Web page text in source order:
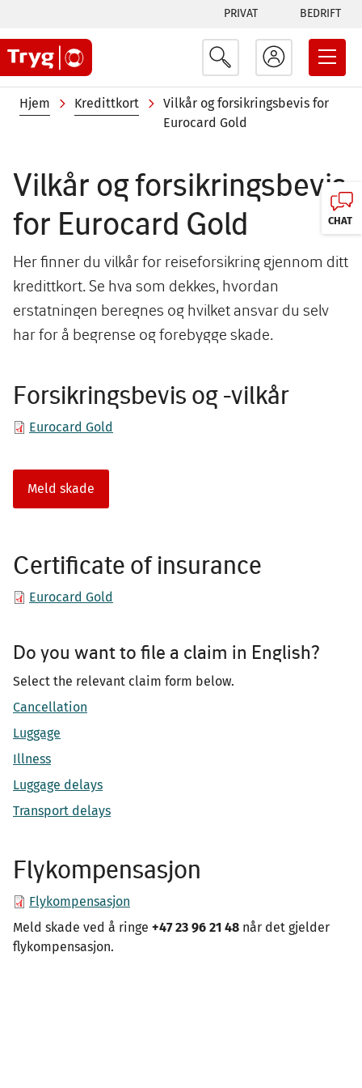
hovedinnhold
Tabs
menu
PRIVAT BEDRIFT
Navigasjonssti
Hjem Kredittkort
Vilkår og forsikringsbevis for
Eurocard Gold
Vilkår og forsikringsbevis
for Eurocard Gold
Her finner du vilkår for reiseforsikring gjennom ditt
kredittkort. Se hva som dekkes, hvordan
erstatningen beregnes og hvilket ansvar du selv
har for å begrense og forebygge skade.
Forsikringsbevis og -vilkår
Eurocard Gold
Meld skade
Certificate of insurance
Eurocard Gold
Do you want to file a claim in English?
Select the relevant claim form below.
Cancellation
Luggage
Illness
Luggage delays
Transport delays
Flykompensasjon
Flykompensasjon
Meld skade ved å ringe +47 23 96 21 48 når det gjelder
flykompensasjon.
CHAT